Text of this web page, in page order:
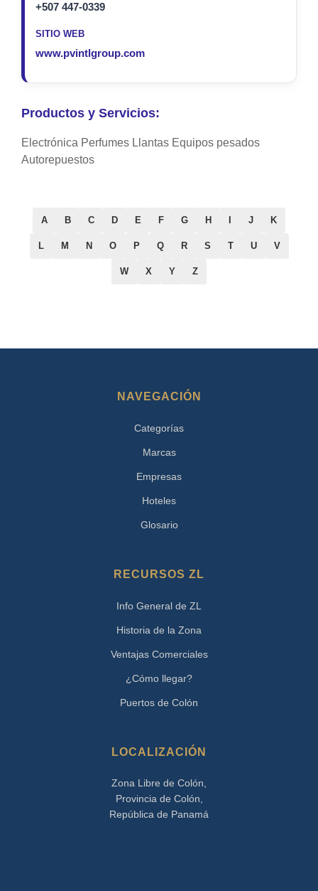
+507 447-0339
SITIO WEB
www.pvintlgroup.com
Productos y Servicios:
Electrónica Perfumes Llantas Equipos pesados
Autorepuestos
A B C D E F G H J K
L M N O P Q R S T U V
W X Y Z
NAVEGACIÓN
Categorías
Marcas
Empresas
Hoteles
Glosario
RECURSOS ZL
Info General de ZL
Historia de la Zona
Ventajas Comerciales
¿Cómo llegar?
Puertos de Colón
LOCALIZACIÓN
Zona Libre de Colón,
Provincia de Colón,
República de Panamá